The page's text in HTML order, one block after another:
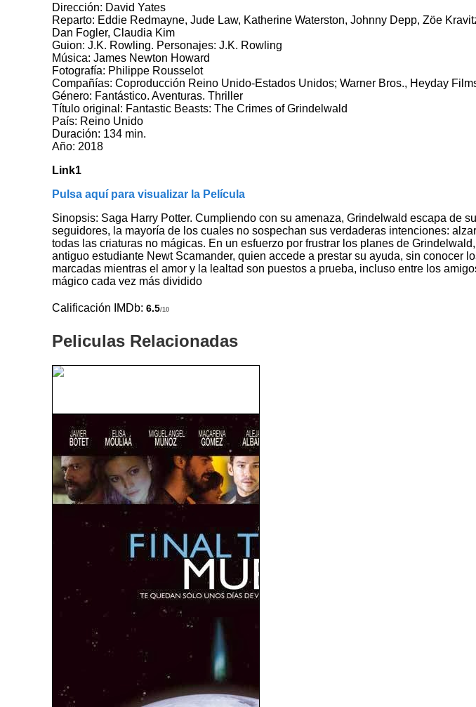
Dirección: David Yates
Reparto: Eddie Redmayne, Jude Law, Katherine Waterston, Johnny Depp, Zöe
Dan Fogler, Claudia Kim
Guion: J.K. Rowling. Personajes: J.K. Rowling
Música: James Newton Howard
Fotografía: Philippe Rousselot
Compañías: Coproducción Reino Unido-Estados Unidos; Warner Bros., Heyday
Género: Fantástico. Aventuras. Thriller
Título original: Fantastic Beasts: The Crimes of Grindelwald
País: Reino Unido
Duración: 134 min.
Año: 2018
Link1
Pulsa aquí para visualizar la Película
Sinopsis: Saga Harry Potter. Cumpliendo con su amenaza, Grindelwald escapa de
seguidores, la mayoría de los cuales no sospechan sus verdaderas intenciones:
todas las criaturas no mágicas. En un esfuerzo por frustrar los planes de
antiguo estudiante Newt Scamander, quien accede a prestar su ayuda, sin conocer
marcadas mientras el amor y la lealtad son puestos a prueba, incluso entre los
mágico cada vez más dividido
Calificación IMDb:6.5/10
Peliculas Relacionadas